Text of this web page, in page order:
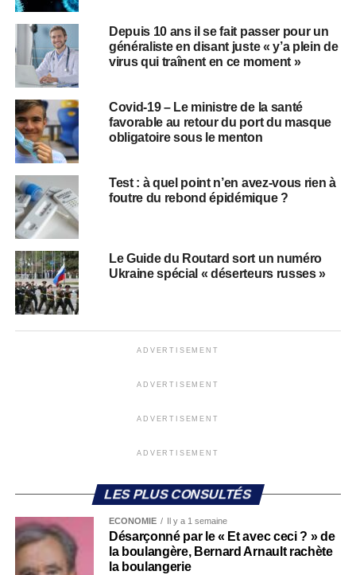
Depuis 10 ans il se fait passer pour un
généraliste en disant juste « y’a plein de
virus qui traînent en ce moment »
Covid-19 – Le ministre de la santé
favorable au retour du port du masque
obligatoire sous le menton
Test : à quel point n’en avez-vous rien à
foutre du rebond épidémique ?
Le Guide du Routard sort un numéro
Ukraine spécial « déserteurs russes »
ADVERTISEMENT
ADVERTISEMENT
ADVERTISEMENT
ADVERTISEMENT
LES PLUS CONSULTÉS
ECONOMIE Il y a 1 semaine
Désarçonné par le « Et avec ceci ? » de
la boulangère, Bernard Arnault rachète
la boulangerie